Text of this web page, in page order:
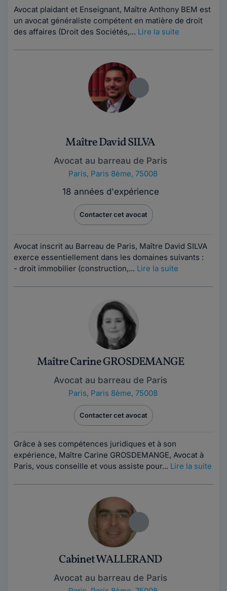
Avocat plaidant et Enseignant, Maître Anthony BEM est
un avocat généraliste compétent en matière de droit
des affaires (Droit des Sociétés,... Lire la suite
Maître David SILVA
Avocat au barreau de Paris
Paris, Paris 8ème, 75008
18 années d'expérience
Contacter cet avocat
Avocat inscrit au Barreau de Paris, Maître David SILVA
exerce essentiellement dans les domaines suivants :
- droit immobilier (construction,... Lire la suite
Maître Carine GROSDEMANGE
Avocat au barreau de Paris
Paris, Paris 8ème, 75008
Contacter cet avocat
Grâce à ses compétences juridiques et à son
expérience, Maître Carine GROSDEMANGE, Avocat à
Paris, vous conseille et vous assiste pour... Lire la suite
Cabinet WALLERAND
Avocat au barreau de Paris